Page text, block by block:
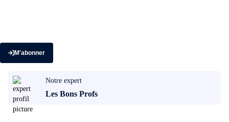
M'abonner
Notre expert
Les Bons Profs